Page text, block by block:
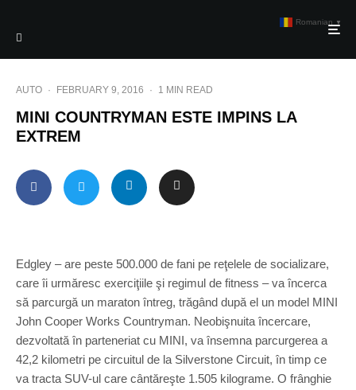
AUTO · FEBRUARY 9, 2016 · 1 MIN READ
MINI COUNTRYMAN ESTE IMPINS LA
EXTREM
Edgley – are peste 500.000 de fani pe reţelele de socializare,
care îi urmăresc exerciţiile şi regimul de fitness – va încerca
să parcurgă un maraton întreg, trăgând după el un model MINI
John Cooper Works Countryman. Neobişnuita încercare,
dezvoltată în parteneriat cu MINI, va însemna parcurgerea a
42,2 kilometri pe circuitul de la Silverstone Circuit, în timp ce
va tracta SUV-ul care cântăreşte 1.505 kilograme. O frânghie
Romanian ▼